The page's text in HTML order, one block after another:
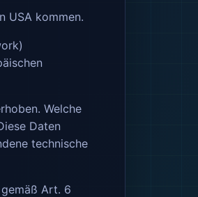
USA kommen.
Welche
Daten
technische
Art. 6